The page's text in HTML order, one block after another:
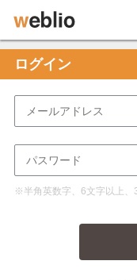
ログイン
※半角英数字、6文字以上、